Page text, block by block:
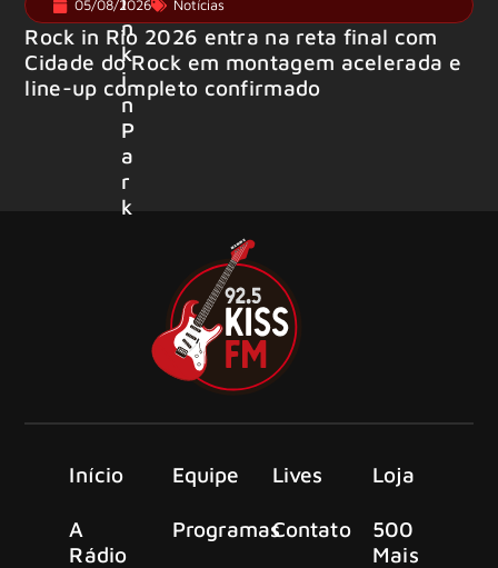
n
k
i
n
P
a
r
k
05/08/2026 Notícias
Rock in Rio 2026 entra na reta final com
Cidade do Rock em montagem acelerada e
line-up completo confirmado
Início
A
Rádio
Equipe
Programas
Lives
Contato
Loja
500
Mais